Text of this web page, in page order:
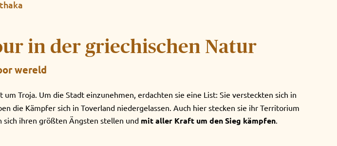
in der griechischen Natur
wereld
um Troja. Um die Stadt einzunehmen, erdachten sie eine List: Sie versteckten sich in
die Kämpfer sich in Toverland niedergelassen. Auch hier stecken sie ihr Territorium
sich ihren größten Ängsten stellen und mit aller Kraft um den Sieg kämpfen.